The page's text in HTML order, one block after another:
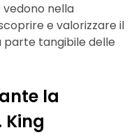
vedono nella
e valorizzare il
parte tangibile delle
la
King